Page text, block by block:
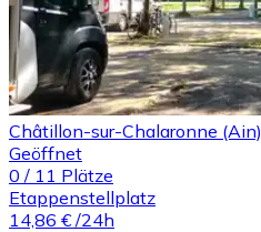
Châtillon-sur-Chalaronne (Ain)
Geöffnet
0 / 11 Plätze
Etappenstellplatz
14,86 € /24h